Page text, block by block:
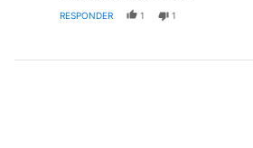
RESPONDER 1 1